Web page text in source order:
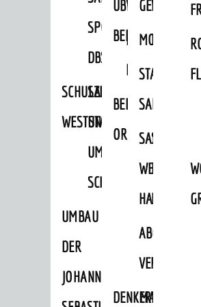
SPORTHALLE
DBS
SCHULZENTRUM
WESTSTADT
SANIERUNG-
UND
UMBAUMASSNAHME S
CHLOSS
UMBAU
DER
JOHANN-
ÜBERVERFAHREN
KERNSTADT
ORTSTEILE
SANIERUNG
SANIERUNG
WESTLICH
MÜHLE
VERFAHREN
DENKMALSCHUTZ